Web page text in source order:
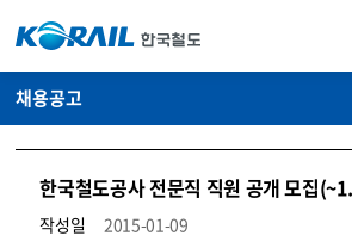
채용공고
한국철도공사 전문직 직원 공개 모집
작성일
2015-01-09